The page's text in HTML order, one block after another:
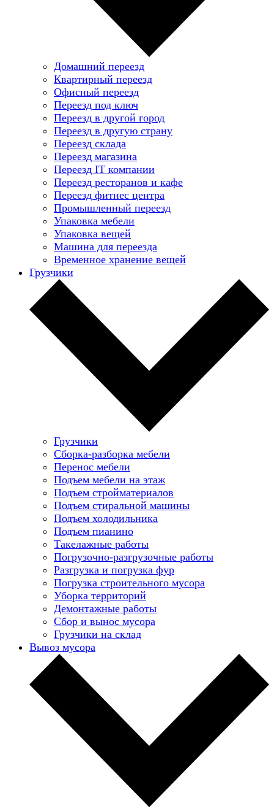
Домашний переезд
Квартирный переезд
Офисный переезд
Переезд под ключ
Переезд в другой город
Переезд в другую страну
Переезд склада
Переезд магазина
Переезд IT компании
Переезд ресторанов и кафе
Переезд фитнес центра
Промышленный переезд
Упаковка мебели
Упаковка вещей
Машина для переезда
Временное хранение вещей
Грузчики
Грузчики
Сборка-разборка мебели
Перенос мебели
Подъем мебели на этаж
Подъем стройматериалов
Подъем стиральной машины
Подъем холодильника
Подъем пианино
Такелажные работы
Погрузочно-разгрузочные работы
Разгрузка и погрузка фур
Погрузка строительного мусора
Уборка территорий
Демонтажные работы
Сбор и вынос мусора
Грузчики на склад
Вывоз мусора